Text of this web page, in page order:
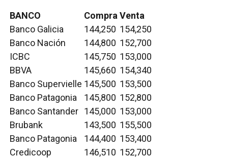
BANCO Compra Venta
Banco Galicia
144,250 154,250
Banco Nación
144,800 152,700
ICBC
145,750 153,000
BBVA
145,660 154,340
Banco Supervielle 145,500 153,500
Banco Patagonia
145,800 152,800
Banco Santander 145,000 153,000
Brubank
143,500 155,500
Banco Patagonia
144,400 153,400
Credicoop
146,510 152,700